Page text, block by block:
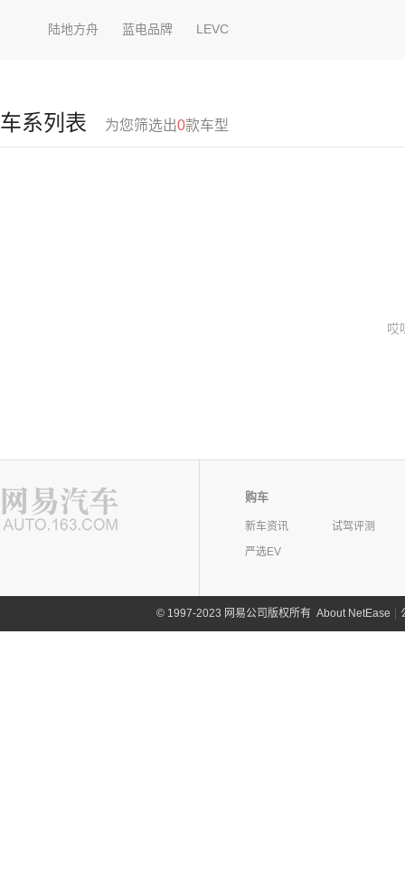
陆地方舟 蓝电品牌 LEVC
车系列表 为您筛选出0款车型
哎
购车
新车资讯
试驾评测
严选EV
©1997-2023 网易公司版权所有 About NetEase